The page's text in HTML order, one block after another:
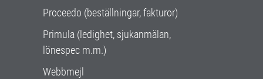
Proceedo (beställningar, fakturor)
Primula (ledighet, sjukanmälan,
lönespec m.m.)
Webbmejl